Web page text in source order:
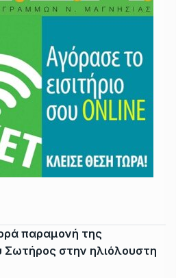
παραμονή της
στην ηλιόλουστη